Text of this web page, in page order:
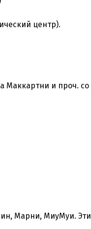
Маккартни и проч.
Марни, МиуМуи.